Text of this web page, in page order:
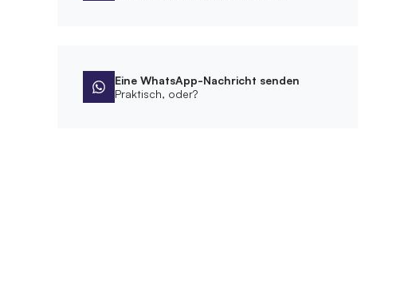
Eine WhatsApp-Nachricht senden
Praktisch, oder?